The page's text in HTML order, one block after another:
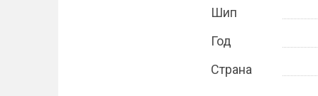
Шип
Год
Страна